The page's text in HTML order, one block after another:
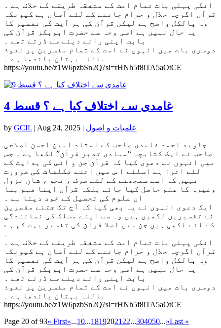
انکی پہلی بات تمام امت کے متفقہ طریقے کے خلاف ہے ۔
قرآن اگرچہ حلال و حرام جاننے کے لئے آسان ہے کیونکہ
وہ بالکل واضح ہے لیکن قرآن کی ہر آیت کی تفسیر کا
یہ حال نہیں ہے اسی وجہ سے حضرت ابوبکر قرآن کی
بابت اپنی رائے دینے سے ڈرتے تھے ۔
دوسری بات میں انہوں نے امت کے تمام مفسرین پر نعوذ
باللہ بہتان باندھا ہے ۔
https://youtu.be/z1W6pzbSn2Q?si=rHNh5f8iTA5aOtCE
غامدی سے اختلاف کیا ہے ؟ قسط 4
by GCIL | Aug 24, 2025 | علمیات و اصول
جاوید احمد غامدی صاحب کے استاد امین احسن اصلاحی
صاحب نے ایک کتابچہ “مبادی تدبر قرآن” لکھا ہے ۔ جس
میں انہوں نے دعوی کیا کہ قرآن جن و انس کی ہدایت کے
لئے اترا ہے اسلئے ا س میں اتنے تکلفات کی ضرورت
نہیں کہ اسے سمجھنے کے لئے صرف ، نحو ، شانِ نزول
وغیرہ کا علم حاصل کیا جائے بلکہ قرآن اپنا فہم بنا
ان علوم کی تحصیل کے خود دیتا ہے ۔
ایک دعوی انہوں نے یہ بھی کیا کہ آج تک جتنے مفسرین
نے تفسیریں لکھیں ہیں وہ سب اپنے مسلک کی نمائندگی
کے لئے لکھی ہیں جن میں اصلا قرآن کی تفسیر بہت کم ہے
انکی پہلی بات تمام امت کے متفقہ طریقے کے خلاف ہے ۔
قرآن اگرچہ حلال و حرام جاننے کے لئے آسان ہے کیونکہ
وہ بالکل واضح ہے لیکن قرآن کی ہر آیت کی تفسیر کا
یہ حال نہیں ہے اسی وجہ سے حضرت ابوبکر قرآن کی
بابت اپنی رائے دینے سے ڈرتے تھے ۔
دوسری بات میں انہوں نے امت کے تمام مفسرین پر نعوذ
باللہ بہتان باندھا ہے ۔
https://youtu.be/z1W6pzbSn2Q?si=rHNh5f8iTA5aOtCE
Page 20 of 93« First«...10...18192021 22...304050...»Last »